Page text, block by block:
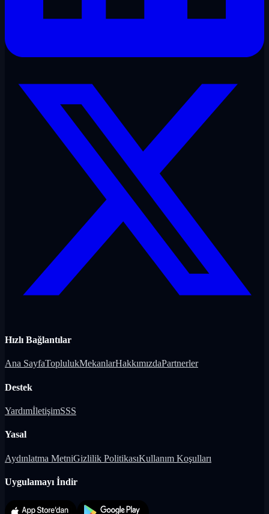
Hızlı Bağlantılar
Ana SayfaToplulukMekanlarHakkımızdaPartnerler
Destek
YardımİletişimSSS
Yasal
Aydınlatma MetniGizlilik PolitikasıKullanım Koşulları
Uygulamayı İndir